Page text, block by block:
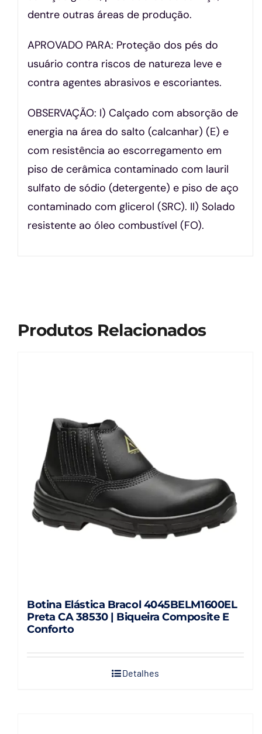
dentre outras áreas de produção.
APROVADO PARA: Proteção dos pés do
usuário contra riscos de natureza leve e
contra agentes abrasivos e escoriantes.
OBSERVAÇÃO: I) Calçado com absorção de
energia na área do salto (calcanhar) (E) e
com resistência ao escorregamento em
piso de cerâmica contaminado com lauril
sulfato de sódio (detergente) e piso de aço
contaminado com glicerol (SRC). II) Solado
resistente ao óleo combustível (FO).
Produtos Relacionados
Botina Elástica Bracol 4045BELM1600EL
Preta CA 38530 | Biqueira Composite E
Conforto
Detalhes